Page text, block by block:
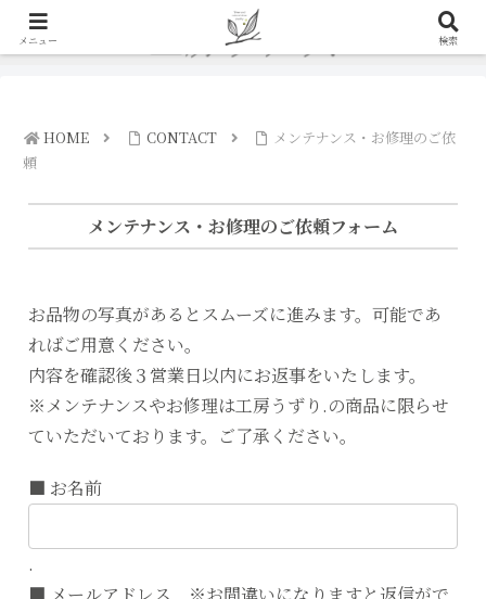
HOME CONTACT
メンテナンス・お修理のご依
頼
メンテナンス・お修理のご依頼フォーム
お品物の写真があるとスムーズに進みます。可能であ
ればご用意ください。
内容を確認後３営業日以内にお返事をいたします。
※メンテナンスやお修理は工房うずり.の商品に限らせ
ていただいております。ご了承ください。
■ お名前
.
メニュー 検索